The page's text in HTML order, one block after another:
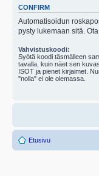
CONFIRM
Automatisoidun
pysty lukemaan sitä.
Vahvistuskoodi:
Syötä koodi täsmälleen
tavalla, kuin näet sen
ISOT ja pienet kirjaimet.
"nolla" ei ole olemassa.
Etusivu